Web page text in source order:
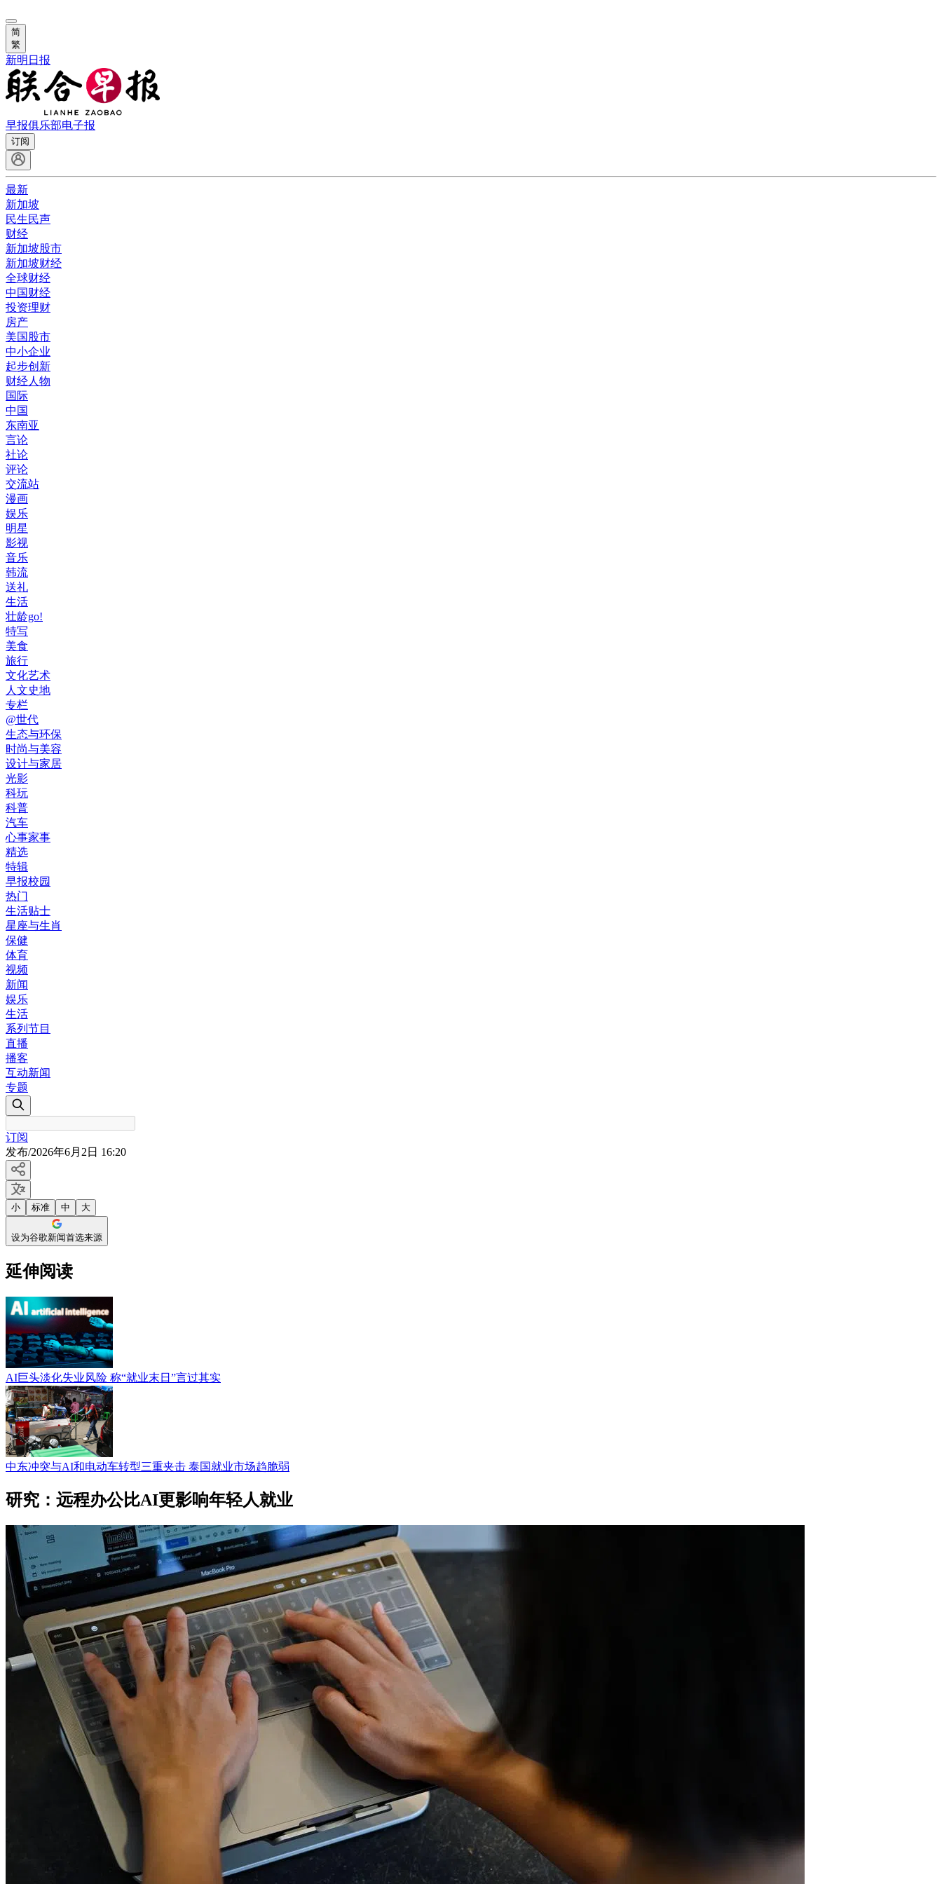
简
繁
新明日报
早报俱乐部电子报
订阅
最新
新加坡
民生民声
财经
新加坡股市
新加坡财经
全球财经
中国财经
投资理财
房产
美国股市
中小企业
起步创新
财经人物
国际
中国
东南亚
言论
社论
评论
交流站
漫画
娱乐
明星
影视
音乐
韩流
送礼
生活
壮龄go!
特写
美食
旅行
文化艺术
人文史地
专栏
@世代
生态与环保
时尚与美容
设计与家居
光影
科玩
科普
汽车
心事家事
精选
特辑
早报校园
热门
生活贴士
星座与生肖
保健
体育
视频
新闻
娱乐
生活
系列节目
直播
播客
互动新闻
专题
订阅
发布/2026年6月2日 16:20
小 标准 中 大
设为谷歌新闻首选来源
延伸阅读
AI巨头淡化失业风险 称“就业末日”言过其实
中东冲突与AI和电动车转型三重夹击 泰国就业市场趋脆弱
研究：远程办公比AI更影响年轻人就业